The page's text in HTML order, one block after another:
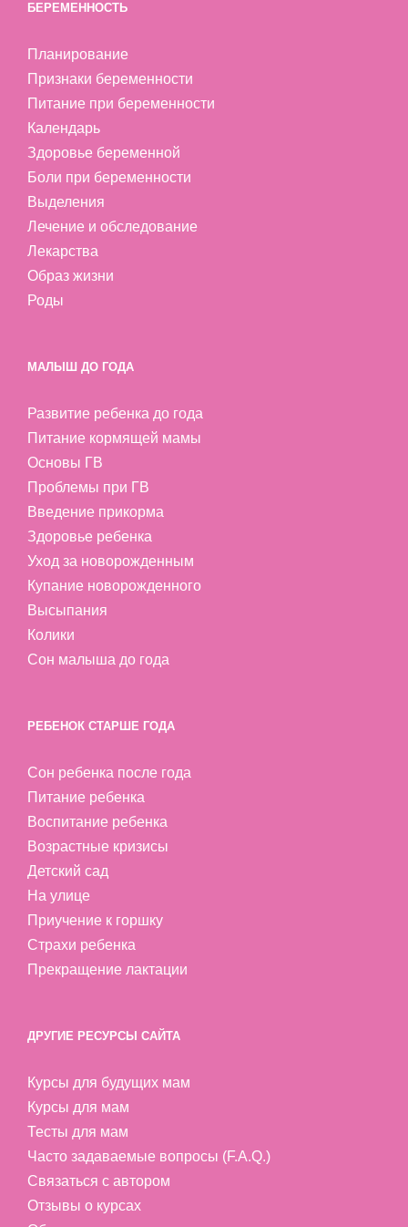
БЕРЕМЕННОСТЬ
Планирование
Признаки беременности
Питание при беременности
Календарь
Здоровье беременной
Боли при беременности
Выделения
Лечение и обследование
Лекарства
Образ жизни
Роды
МАЛЫШ ДО ГОДА
Развитие ребенка до года
Питание кормящей мамы
Основы ГВ
Проблемы при ГВ
Введение прикорма
Здоровье ребенка
Уход за новорожденным
Купание новорожденного
Высыпания
Колики
Сон малыша до года
РЕБЕНОК СТАРШЕ ГОДА
Сон ребенка после года
Питание ребенка
Воспитание ребенка
Возрастные кризисы
Детский сад
На улице
Приучение к горшку
Страхи ребенка
Прекращение лактации
ДРУГИЕ РЕСУРСЫ САЙТА
Курсы для будущих мам
Курсы для мам
Тесты для мам
Часто задаваемые вопросы (F.A.Q.)
Связаться с автором
Отзывы о курсах